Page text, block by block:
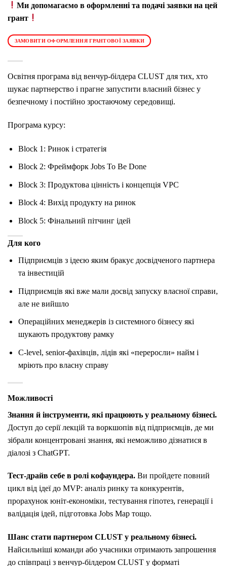
Ми допомагаємо в оформленні та подачі заявки на цей
грант
ЗАМОВИТИ ОФОРМЛЕННЯ ГРАНТОВОЇ ЗАЯВКИ
Освітня програма від венчур-білдера CLUST для тих, хто
шукає партнерство і прагне запустити власний бізнес у
безпечному і постійно зростаючому середовищі.
Програма курсу:
Block 1: Ринок і стратегія
Block 2: Фреймфорк Jobs To Be Done
Block 3: Продуктова цінність і концепція VPC
Block 4: Вихід продукту на ринок
Block 5: Фінальний пітчинг ідей
Для кого
Підприємців з ідеєю яким бракує досвідченого партнера
та інвестицій
Підприємців які вже мали досвід запуску власної справи,
але не вийшло
Операційних менеджерів із системного бізнесу які
шукають продуктову рамку
C-level, senior-фахівців, лідів які «переросли» найм і
мріють про власну справу
Можливості
Знання й інструменти, які працюють у реальному бізнесі.
Доступ до серії лекцій та воркшопів від підприємців, де ми
зібрали концентровані знання, які неможливо дізнатися в
діалозі з ChatGPT.
Тест-драйв себе в ролі кофаундера. Ви пройдете повний
цикл від ідеї до MVP: аналіз ринку та конкурентів,
прорахунок юніт-економіки, тестування гіпотез, генерації і
валідація ідей, підготовка Jobs Map тощо.
Шанс стати партнером CLUST у реальному бізнесі.
Найсильніші команди або учасники отримають запрошення
до співпраці з венчур-білдером CLUST у форматі